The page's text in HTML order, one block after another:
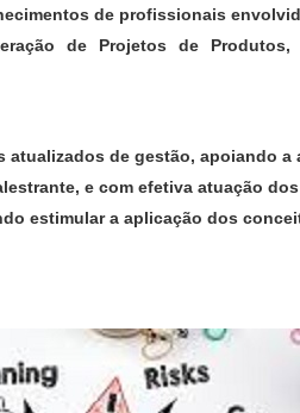
de profissionais
de Projetos de Produtos,
atualizados de gestão, apoiando a
e com efetiva atuação
estimular a aplicação dos